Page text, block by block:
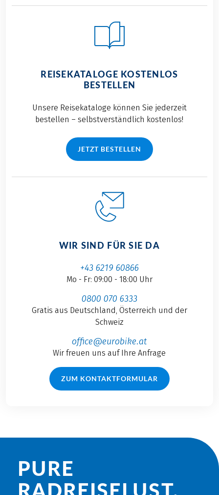
REISEKATALOGE KOSTENLOS
BESTELLEN
Unsere Reisekataloge können Sie jederzeit
bestellen – selbstverständlich kostenlos!
JETZT BESTELLEN
WIR SIND FÜR SIE DA
+43 6219 60866
Mo - Fr: 09:00 - 18:00 Uhr
0800 070 6333
Gratis aus Deutschland, Österreich und der
Schweiz
office@eurobike.at
Wir freuen uns auf Ihre Anfrage
ZUM KONTAKTFORMULAR
PURE